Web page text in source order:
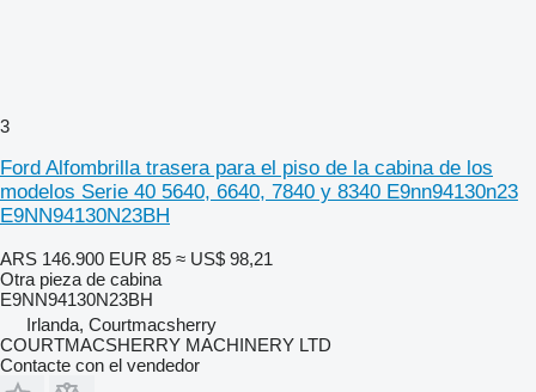
3
Ford Alfombrilla trasera para el piso de la cabina de los
modelos Serie 40 5640, 6640, 7840 y 8340 E9nn94130n23
E9NN94130N23BH
ARS 146.900 EUR 85 ≈ US$ 98,21
Otra pieza de cabina
E9NN94130N23BH
Irlanda, Courtmacsherry
COURTMACSHERRY MACHINERY LTD
Contacte con el vendedor